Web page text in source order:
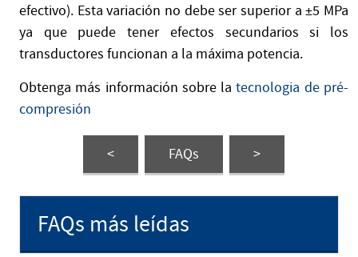
efectivo). Esta variación no debe ser superior a ±5 MPa
ya que puede tener efectos secundarios si los
transductores funcionan a la máxima potencia.
Obtenga más información sobre latecnologia de pré-
compresión
< FAQs >
FAQs más leídas